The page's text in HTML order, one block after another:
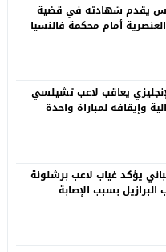
يقدم شهادته في قضية
العنصرية أمام محكمة فالنسيا
يعاقب لاعب تشيلسي
وإيقافه لمباراة واحدة
يؤكد غياب لاعب برشلونة
بسبب الإصابة